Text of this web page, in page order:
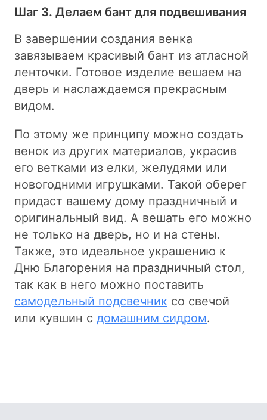
Шаг 3. Делаем бант для подвешивания
В завершении создания венка
завязываем красивый бант из атласной
ленточки. Готовое изделие вешаем на
дверь и наслаждаемся прекрасным
видом.
По этому же принципу можно создать
венок из других материалов, украсив
его ветками из елки, желудями или
новогодними игрушками. Такой оберег
придаст вашему дому праздничный и
оригинальный вид. А вешать его можно
не только на дверь, но и на стены.
Также, это идеальное украшению к
Дню Благорения на праздничный стол,
так как в него можно поставить
самодельный подсвечник со свечой
или кувшин с домашним сидром.